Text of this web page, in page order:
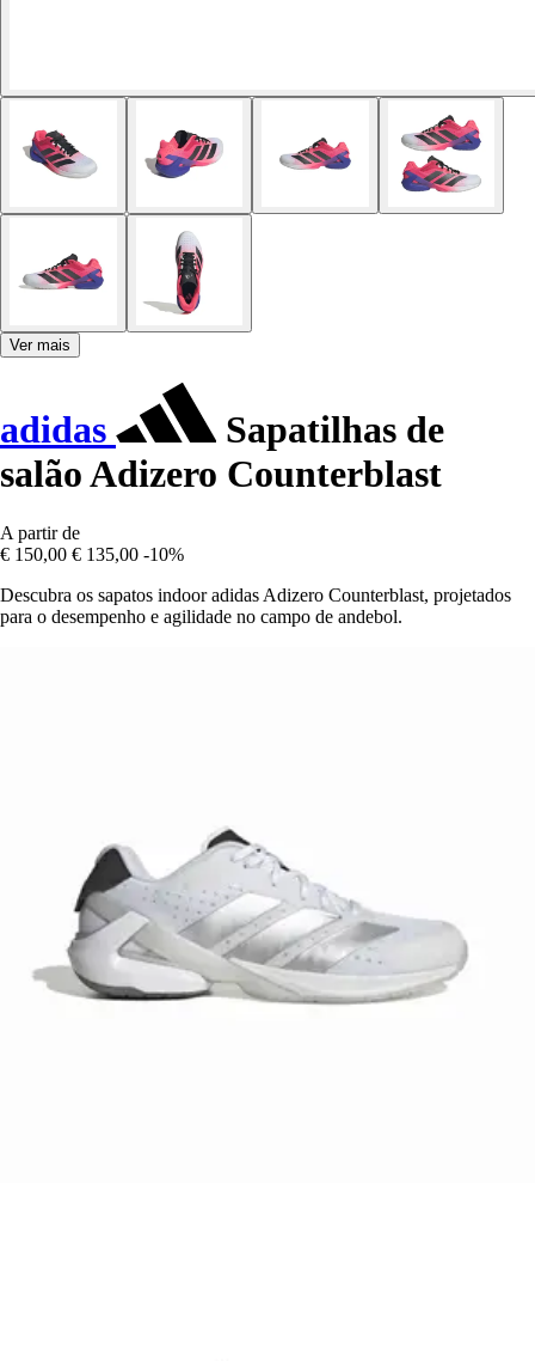
Ver mais
adidas
Sapatilhas de
salão Adizero Counterblast
A partir de
€ 150,00 € 135,00 -10%
Descubra os sapatos indoor adidas Adizero Counterblast, projetados
para o desempenho e agilidade no campo de andebol.